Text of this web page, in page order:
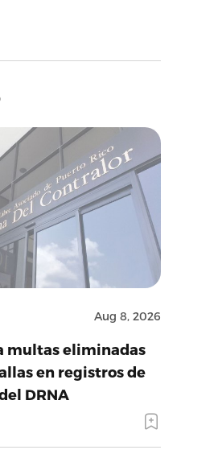
Aug 8, 2026
multas eliminadas
en registros de
DRNA